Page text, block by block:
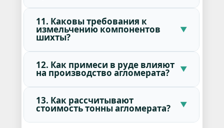
11. Каковы требования к
измельчению компонентов
шихты?
12. Как примеси в руде влияют
на производство агломерата?
13. Как рассчитывают
стоимость тонны агломерата?